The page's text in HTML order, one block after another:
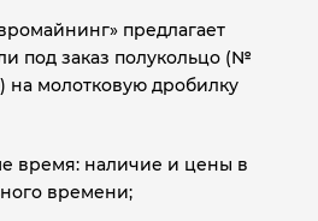
предлагает
под заказ полукольцо (№
на молотковую дробилку
время: наличие и цены в
времени;